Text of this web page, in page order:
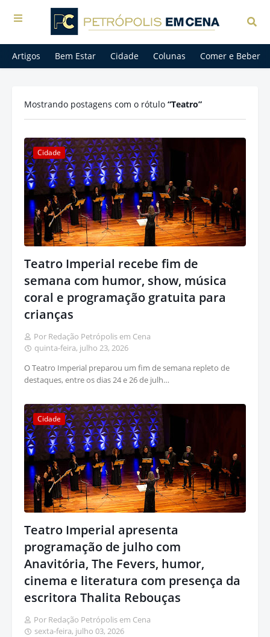
Artigos Bem Estar Cidade Colunas Comer e Beber
Mostrando postagens com o rótulo Teatro
Cidade
Teatro Imperial recebe fim de
semana com humor, show, música
coral e programação gratuita para
crianças
Por Redação Petrópolis em Cena
quinta-feira, julho 23, 2026
O Teatro Imperial preparou um fim de semana repleto de
destaques, entre os dias 24 e 26 de julh…
Cidade
Teatro Imperial apresenta
programação de julho com
Anavitória, The Fevers, humor,
cinema e literatura com presença da
escritora Thalita Rebouças
Por Redação Petrópolis em Cena
sexta-feira, julho 03, 2026